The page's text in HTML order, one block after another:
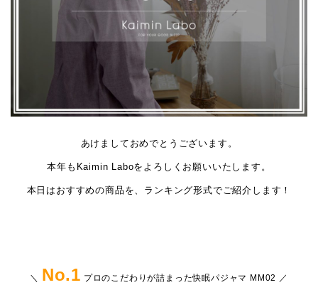
レディース商品すべて
オールシーズンの素材
冬のあったか素材
GIFT
あけましておめでとうございます。
本年もKaimin Laboをよろしくお願いいたします。
本日はおすすめの商品を、ランキング形式でご紹介します！
＼ No.1 プロのこだわりが詰まった快眠パジャマ MM02 ／